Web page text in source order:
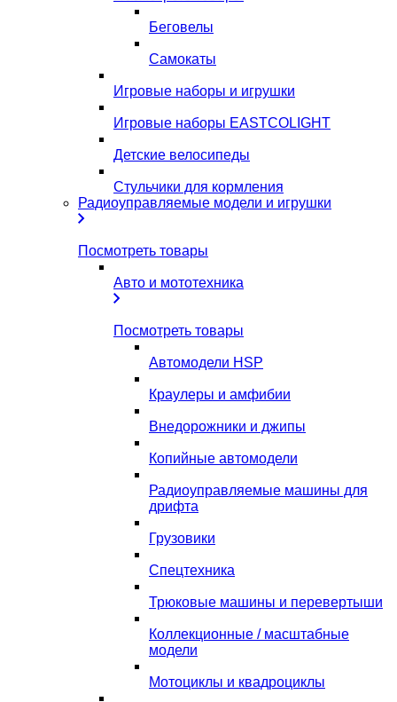
Беговелы
Самокаты
Игровые наборы и игрушки
Игровые наборы EASTCOLIGHT
Детские велосипеды
Стульчики для кормления
Радиоуправляемые модели и игрушки
Посмотреть товары
Авто и мототехника
Посмотреть товары
Автомодели HSP
Краулеры и амфибии
Внедорожники и джипы
Копийные автомодели
Радиоуправляемые машины для
дрифта
Грузовики
Спецтехника
Трюковые машины и перевертыши
Коллекционные / масштабные
модели
Мотоциклы и квадроциклы